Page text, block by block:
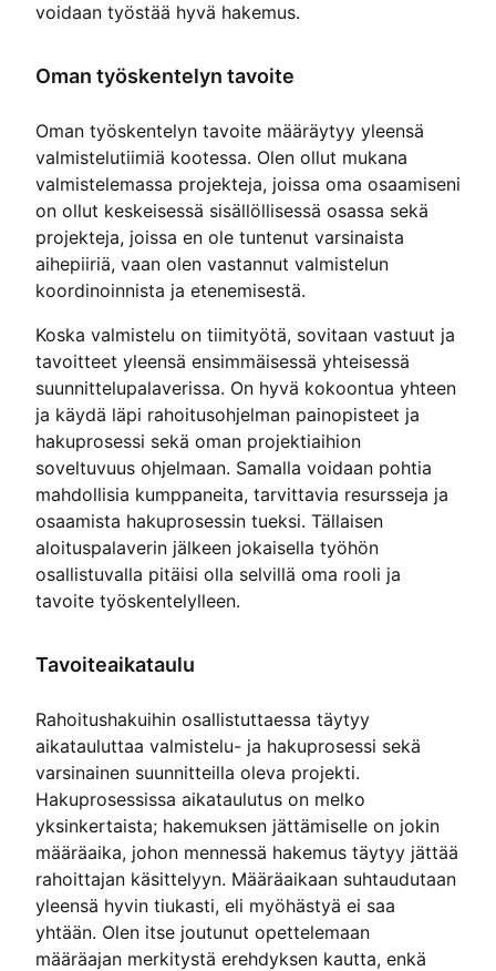
voidaan työstää hyvä hakemus.
Oman työskentelyn tavoite
Oman työskentelyn tavoite määräytyy yleensä
valmistelutiimiä kootessa. Olen ollut mukana
valmistelemassa projekteja, joissa oma osaamiseni
on ollut keskeisessä sisällöllisessä osassa sekä
projekteja, joissa en ole tuntenut varsinaista
aihepiiriä, vaan olen vastannut valmistelun
koordinoinnista ja etenemisestä.
Koska valmistelu on tiimityötä, sovitaan vastuut ja
tavoitteet yleensä ensimmäisessä yhteisessä
suunnittelupalaverissa. On hyvä kokoontua yhteen
ja käydä läpi rahoitusohjelman painopisteet ja
hakuprosessi sekä oman projektiaihion
soveltuvuus ohjelmaan. Samalla voidaan pohtia
mahdollisia kumppaneita, tarvittavia resursseja ja
osaamista hakuprosessin tueksi. Tällaisen
aloituspalaverin jälkeen jokaisella työhön
osallistuvalla pitäisi olla selvillä oma rooli ja
tavoite työskentelylleen.
Tavoiteaikataulu
Rahoitushakuihin osallistuttaessa täytyy
aikatauluttaa valmistelu- ja hakuprosessi sekä
varsinainen suunnitteilla oleva projekti.
Hakuprosessissa aikataulutus on melko
yksinkertaista; hakemuksen jättämiselle on jokin
määräaika, johon mennessä hakemus täytyy jättää
rahoittajan käsittelyyn. Määräaikaan suhtaudutaan
yleensä hyvin tiukasti, eli myöhästyä ei saa
yhtään. Olen itse joutunut opettelemaan
määräajan merkitystä erehdyksen kautta, enkä